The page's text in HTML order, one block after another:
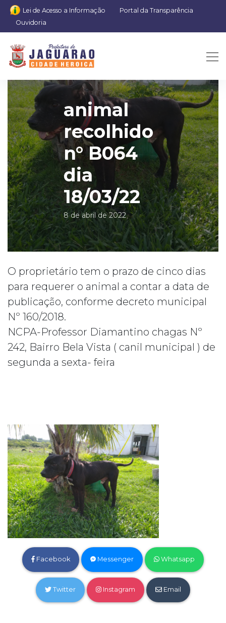
Lei de Acesso a Informação
Portal da Transparência
Ouvidoria
animal
recolhido
n° B064
dia
18/03/22
8 de abril de 2022
O proprietário tem o prazo de cinco dias
para requerer o animal a contar a data de
publicação, conforme decreto municipal
Nº 160/2018.
NCPA-Professor Diamantino chagas Nº
242, Bairro Bela Vista ( canil municipal ) de
segunda a sexta- feira
Facebook Messenger Whatsapp
Twitter Instagram Email